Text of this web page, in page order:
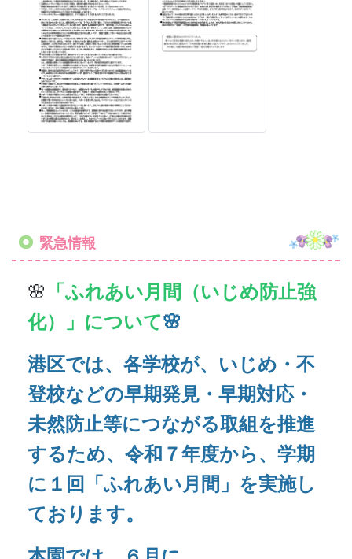
緊急情報
🌸「ふれあい月間（いじめ防止強
化）」について
するため、令和７年度から、学期
に１回「ふれあい月間」を実施し
ております。
◎新入園児保護者を対象としたカ
ウンセラー面接の実施
◎幼児が園生活で困っていること
や嫌なことがないかの聞き取り
を行いました。